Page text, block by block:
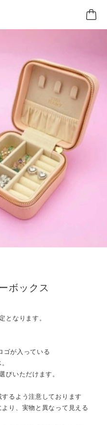
ボックス
となります。
ゴが入っている
びいただけます。
るよう注意しております
り、実物と異なって見える